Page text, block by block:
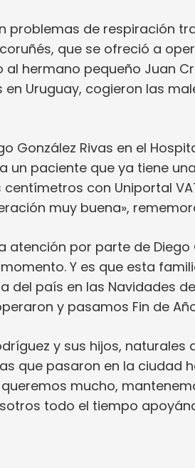
problemas de respiración
que se ofreció a
hermano pequeño Juan
Uruguay, cogieron las
González Rivas en el
un paciente que ya tiene
con Uniportal
muy buena»,
atención por parte de Diego
Y es que esta
del país en las Navidades
y pasamos Fin de
y sus hijos, naturales
que pasaron en la ciudad
mucho,
todo el tiempo